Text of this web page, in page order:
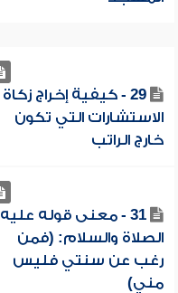
29 - كيفية إخراج زكاة
الاستشارات التي تكون
خارج الراتب
31 - معنى قوله عليه
الصلاة والسلام: (فمن
رغب عن سنتي فليس
مني)